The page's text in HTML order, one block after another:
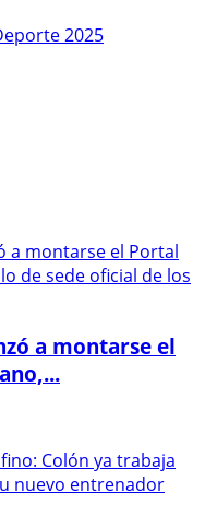
2025
a montarse el